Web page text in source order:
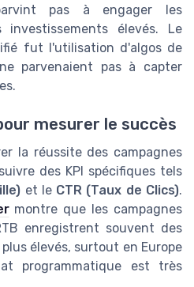
pas à engager les
élevés. Le
fut l'utilisation d'algos de
parvenaient pas à capter
mesurer le succès
la réussite des campagnes
des KPI spécifiques tels
et le CTR (Taux de Clics).
montre que les campagnes
enregistrent souvent des
plus élevés, surtout en Europe
programmatique est très